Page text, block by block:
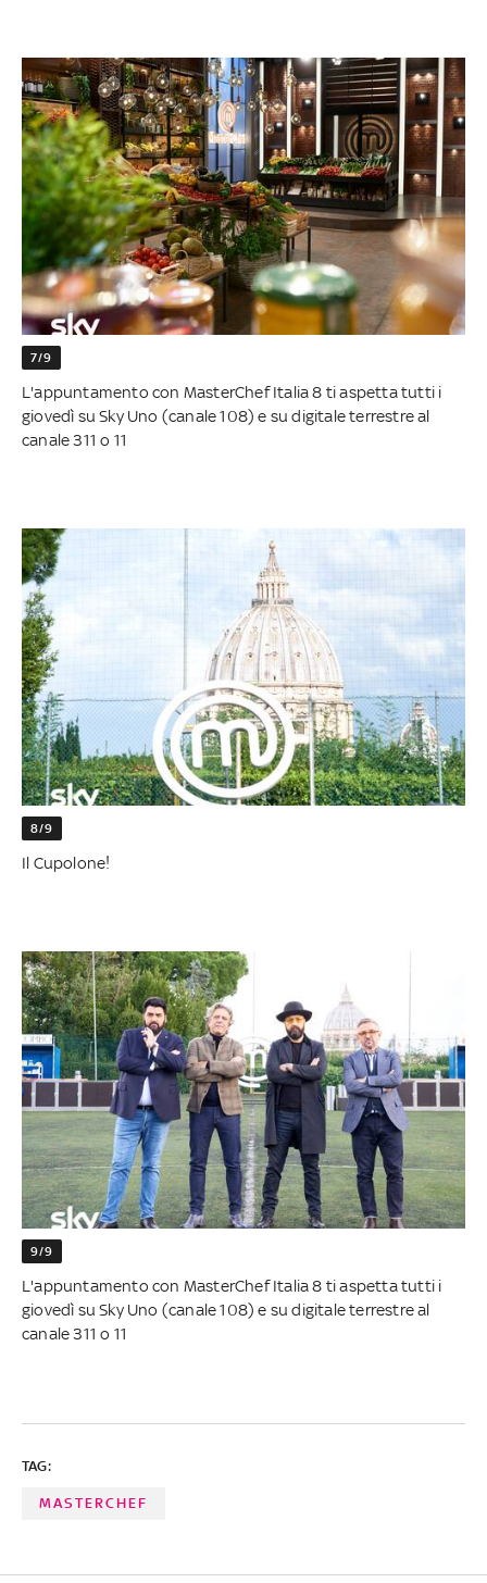
7/9
L'appuntamento con MasterChef Italia 8 ti aspetta tutti i
giovedì su Sky Uno (canale 108) e su digitale terrestre al
canale 311 o 11
8/9
Il Cupolone!
9/9
L'appuntamento con MasterChef Italia 8 ti aspetta tutti i
giovedì su Sky Uno (canale 108) e su digitale terrestre al
canale 311 o 11
TAG:
MASTERCHEF